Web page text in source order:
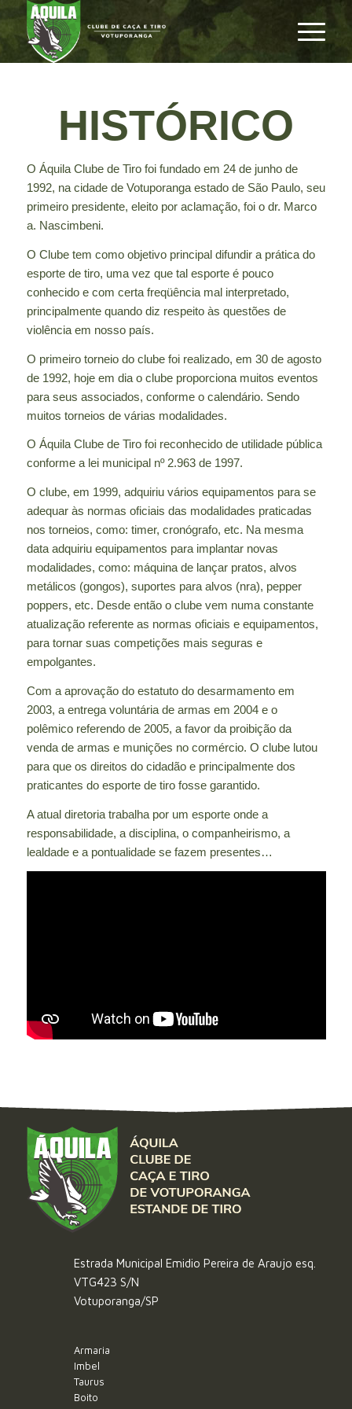
HISTÓRICO
O Áquila Clube de Tiro foi fundado em 24 de junho de
1992, na cidade de Votuporanga estado de São Paulo, seu
primeiro presidente, eleito por aclamação, foi o dr. Marco
a. Nascimbeni.
O Clube tem como objetivo principal difundir a prática do
esporte de tiro, uma vez que tal esporte é pouco
conhecido e com certa freqüência mal interpretado,
principalmente quando diz respeito às questões de
violência em nosso país.
O primeiro torneio do clube foi realizado, em 30 de agosto
de 1992, hoje em dia o clube proporciona muitos eventos
para seus associados, conforme o calendário. Sendo
muitos torneios de várias modalidades.
O Áquila Clube de Tiro foi reconhecido de utilidade pública
conforme a lei municipal nº 2.963 de 1997.
O clube, em 1999, adquiriu vários equipamentos para se
adequar às normas oficiais das modalidades praticadas
nos torneios, como: timer, cronógrafo, etc. Na mesma
data adquiriu equipamentos para implantar novas
modalidades, como: máquina de lançar pratos, alvos
metálicos (gongos), suportes para alvos (nra), pepper
poppers, etc. Desde então o clube vem numa constante
atualização referente as normas oficiais e equipamentos,
para tornar suas competições mais seguras e
empolgantes.
Com a aprovação do estatuto do desarmamento em
2003, a entrega voluntária de armas em 2004 e o
polêmico referendo de 2005, a favor da proibição da
venda de armas e munições no cormércio. O clube lutou
para que os direitos do cidadão e principalmente dos
praticantes do esporte de tiro fosse garantido.
A atual diretoria trabalha por um esporte onde a
responsabilidade, a disciplina, o companheirismo, a
lealdade e a pontualidade se fazem presentes…
Estrada Municipal Emidio Pereira de Araujo esq.
VTG423 S/N
Votuporanga/SP
Armaria
Imbel
Taurus
Boito